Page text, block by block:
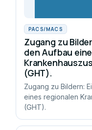
PACS/MACS
Zugang zu
den Aufbau
(GHT).
Zugang zu Bildern:
eines regionalen
(GHT).